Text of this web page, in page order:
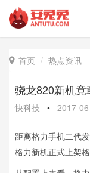
 首页 热点资讯
骁龙820新机
快科技 • 2017-
距离格力手机二代
格力新机正式上架